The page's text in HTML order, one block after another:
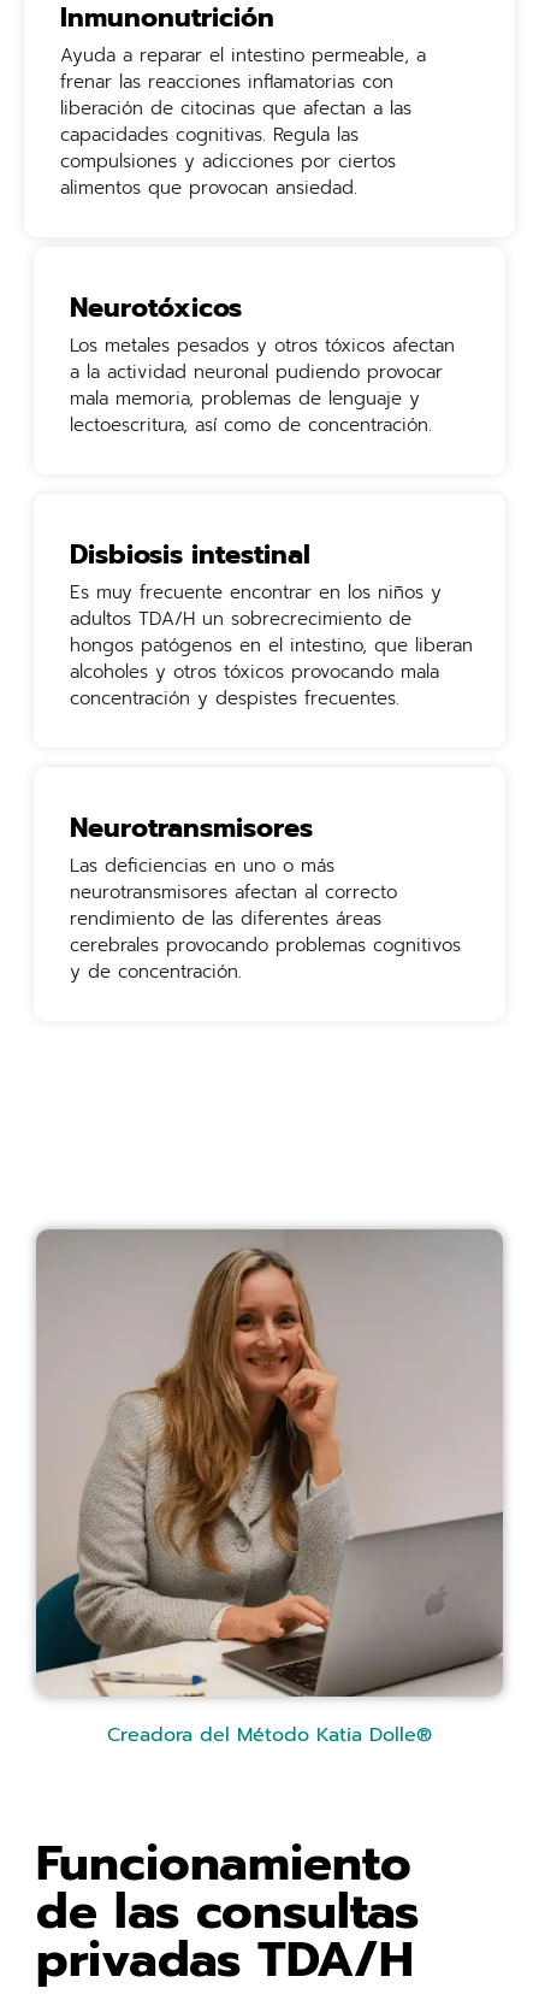
Inmunonutrición
Ayuda a reparar el intestino permeable, a
frenar las reacciones inflamatorias con
liberación de citocinas que afectan a las
capacidades cognitivas. Regula las
compulsiones y adicciones por ciertos
alimentos que provocan ansiedad.
Neurotóxicos
Los metales pesados y otros tóxicos afectan
a la actividad neuronal pudiendo provocar
mala memoria, problemas de lenguaje y
lectoescritura, así como de concentración.
Disbiosis intestinal
Es muy frecuente encontrar en los niños y
adultos TDA/H un sobrecrecimiento de
hongos patógenos en el intestino, que liberan
alcoholes y otros tóxicos provocando mala
concentración y despistes frecuentes.
Neurotransmisores
Las deficiencias en uno o más
neurotransmisores afectan al correcto
rendimiento de las diferentes áreas
cerebrales provocando problemas cognitivos
y de concentración.
Funcionamiento
de las consultas
privadas TDA/H
Creadora del Método Katia Dolle®